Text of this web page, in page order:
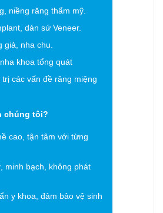
niềng răng thẩm mỹ.
dán sứ Veneer.
giả, nha chu.
khoa tổng quát
trị các vấn đề răng miệng
chúng tôi?
cao, tận tâm với từng
minh bạch, không phát
y khoa, đảm bảo vệ sinh